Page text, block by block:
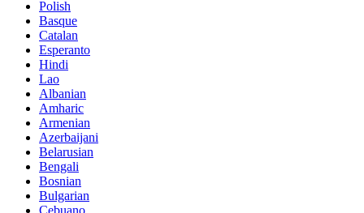
Polish
Basque
Catalan
Esperanto
Hindi
Lao
Albanian
Amharic
Armenian
Azerbaijani
Belarusian
Bengali
Bosnian
Bulgarian
Cebuano